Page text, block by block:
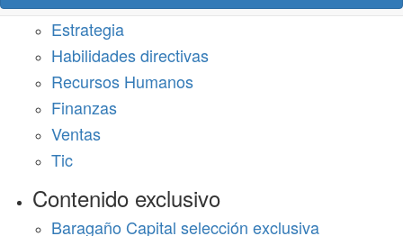
Estrategia
Habilidades directivas
Recursos Humanos
Finanzas
Ventas
Tic
Contenido exclusivo
Baragaño Capital selección exclusiva